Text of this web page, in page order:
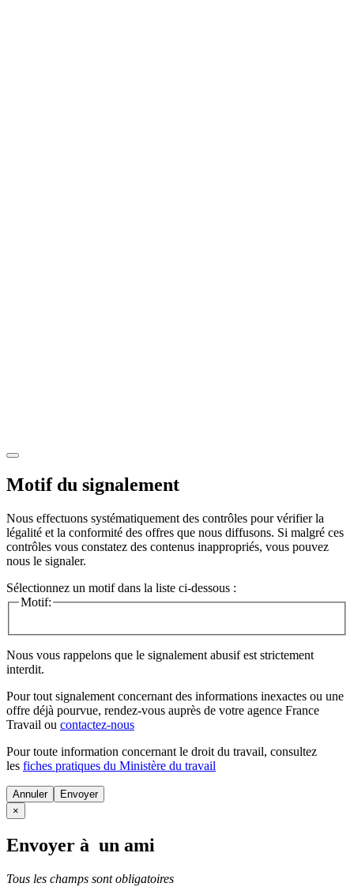
Motif du signalement
Nous effectuons systématiquement des contrôles pour vérifier la
légalité et la conformité des offres que nous diffusons. Si malgré ces
contrôles vous constatez des contenus inappropriés, vous pouvez
nous le signaler.
Sélectionnez un motif dans la liste ci-dessous :
Motif:
Nous vous rappelons que le signalement abusif est strictement
interdit.
Pour tout signalement concernant des informations inexactes ou une
offre déjà pourvue, rendez-vous auprès de votre agence France
Travail ou contactez-nous
Pour toute information concernant le droit du travail, consultez
les fiches pratiques du Ministère du travail
Annuler
×
Envoyer à un ami
Tous les champs sont obligatoires